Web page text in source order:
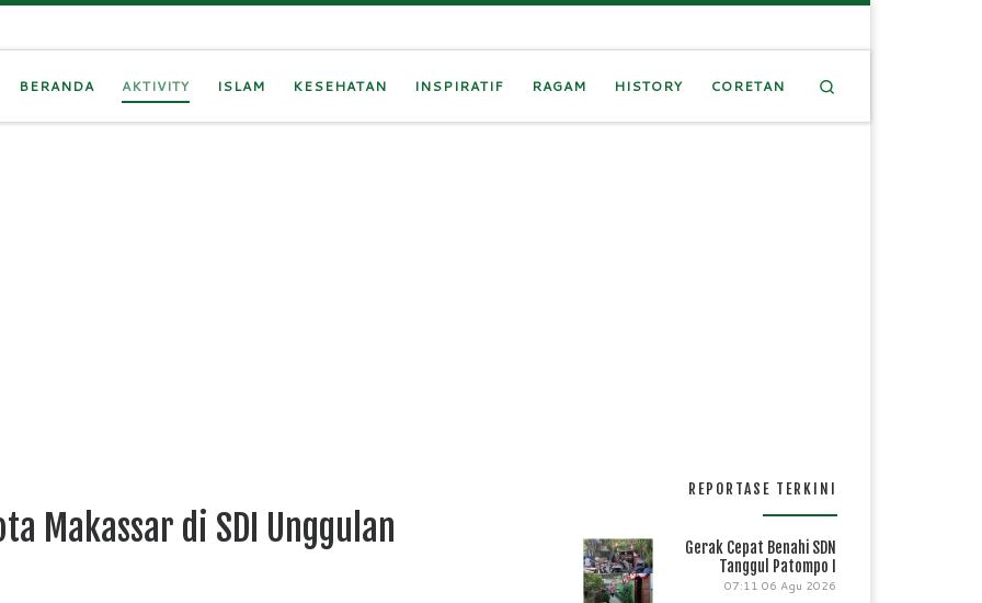
BERANDA AKTIVITY ISLAM KESEHATAN INSPIRATIF RAGAM HISTORY CORETAN
Makassar di SDI Unggulan
REPORTASE TERKINI
Gerak Cepat Benahi SDN
Tanggul Patompo I
07:11 06 Agu 2026